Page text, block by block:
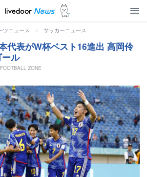
ツニュース > サッカーニュース
代表がW杯ベスト16進出 高岡伶
ル
FOOTBALL ZONE